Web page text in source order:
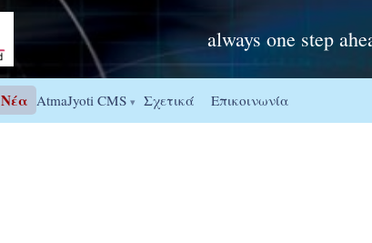
always one step
Νέα AtmaJyoti CMS ▾ Σχετικά Επικοινωνία